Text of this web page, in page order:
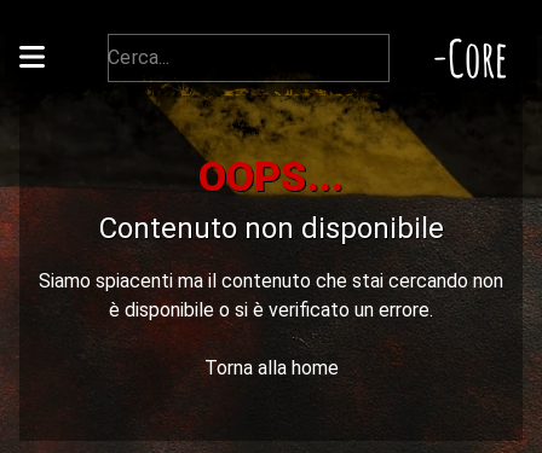
-Core
OOPS...
Contenuto non disponibile
Siamo spiacenti ma il contenuto che stai cercando non
è disponibile o si è verificato un errore.
Torna alla home